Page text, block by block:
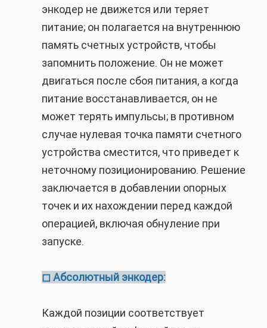
энкодер не движется или теряет
питание; он полагается на внутреннюю
память счетных устройств, чтобы
запомнить положение. Он не может
двигаться после сбоя питания, а когда
питание восстанавливается, он не
может терять импульсы; в противном
случае нулевая точка памяти счетного
устройства сместится, что приведет к
неточному позиционированию. Решение
заключается в добавлении опорных
точек и их нахождении перед каждой
операцией, включая обнуление при
запуске.
◻ Абсолютный энкодер:
Каждой позиции соответствует